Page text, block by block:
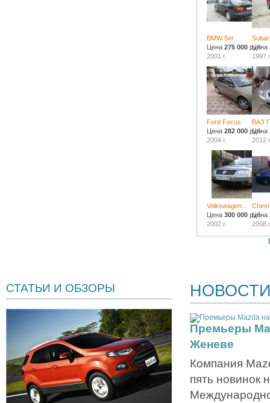
BMW 5er
Цена 275 000 руб.
2001 г.
Цена
1997
Ford Focus
Цена 282 000 руб.
2004 г.
ВАЗ
Цена
2012
Volkswagen...
Цена 300 000 руб.
2002 г.
Цена
2008
СТАТЬИ И ОБЗОРЫ НОВОСТИ
Премьеры
Женеве
Компания
пять новинок